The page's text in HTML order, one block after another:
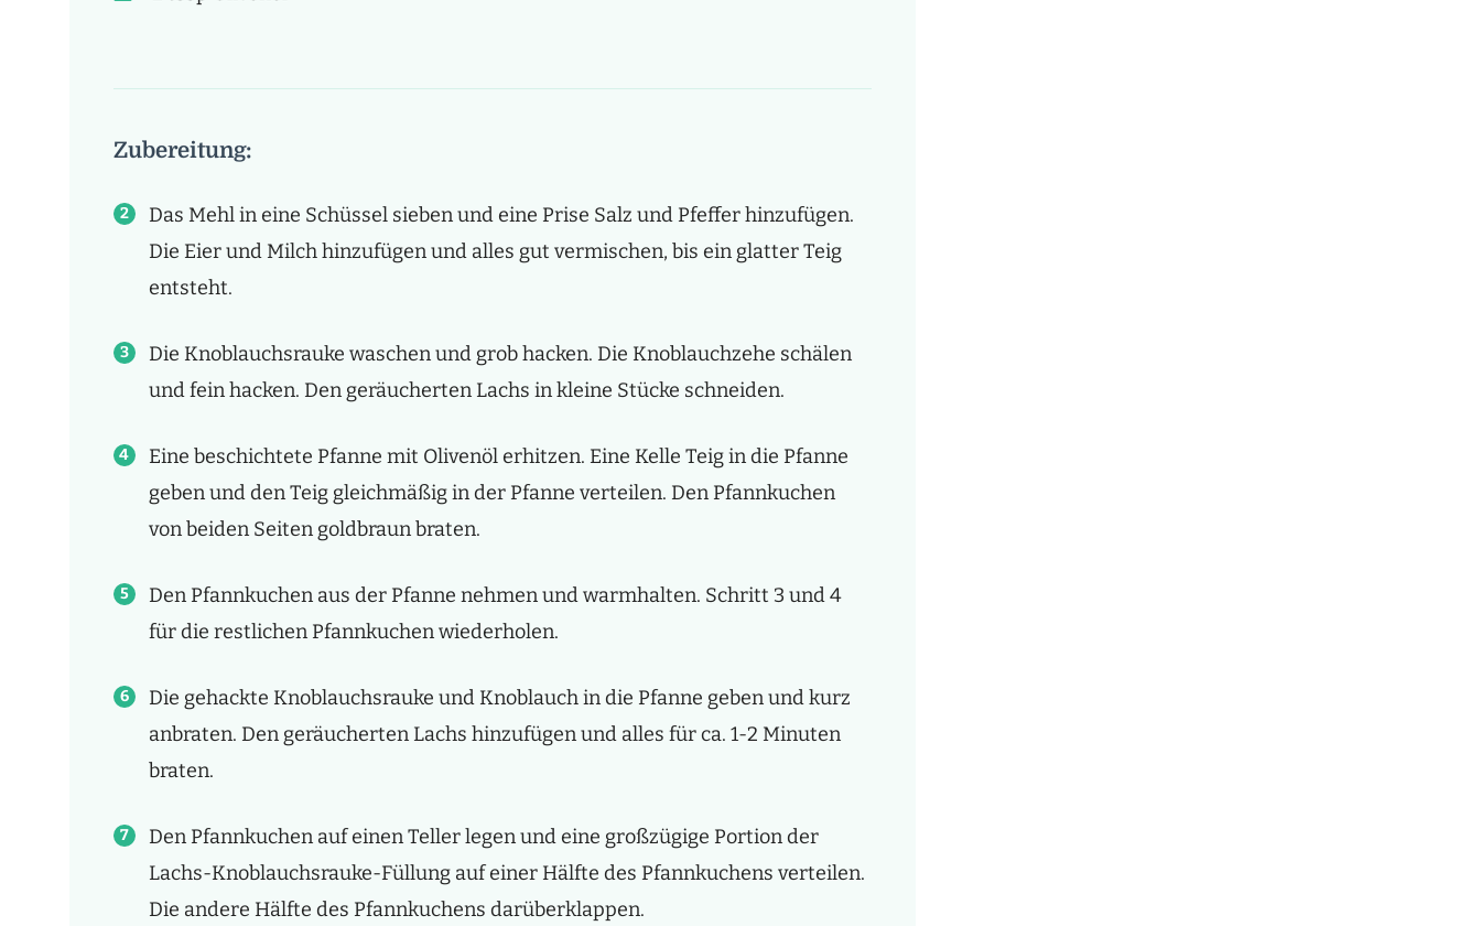
Zubereitung:
Das Mehl in eine Schüssel sieben und eine Prise Salz und Pfeffer hinzufügen.
Die Eier und Milch hinzufügen und alles gut vermischen, bis ein glatter Teig
entsteht.
Die Knoblauchsrauke waschen und grob hacken. Die Knoblauchzehe schälen
und fein hacken. Den geräucherten Lachs in kleine Stücke schneiden.
Eine beschichtete Pfanne mit Olivenöl erhitzen. Eine Kelle Teig in die Pfanne
geben und den Teig gleichmäßig in der Pfanne verteilen. Den Pfannkuchen
von beiden Seiten goldbraun braten.
Den Pfannkuchen aus der Pfanne nehmen und warmhalten. Schritt 3 und 4
für die restlichen Pfannkuchen wiederholen.
Die gehackte Knoblauchsrauke und Knoblauch in die Pfanne geben und kurz
anbraten. Den geräucherten Lachs hinzufügen und alles für ca. 1-2 Minuten
braten.
Den Pfannkuchen auf einen Teller legen und eine großzügige Portion der
Lachs-Knoblauchsrauke-Füllung auf einer Hälfte des Pfannkuchens verteilen.
Die andere Hälfte des Pfannkuchens darüberklappen.